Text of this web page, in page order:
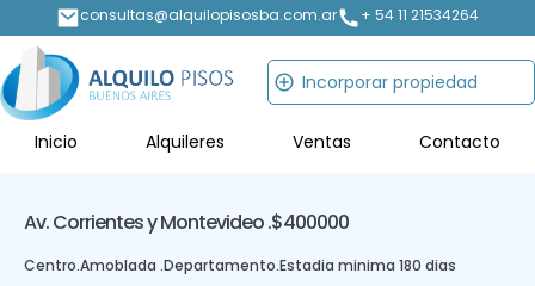
consultas@alquilopisosba.com.ar + 54 11 21534264
Incorporar propiedad
Inicio Alquileres Ventas Contacto
Av. Corrientes y Montevideo .$400000
Centro.Amoblada .Departamento.Estadia minima 180 dias